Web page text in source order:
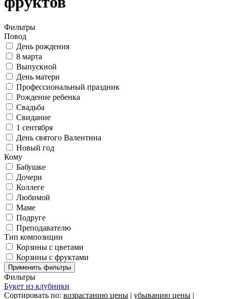
Фильтры
Повод
День рождения
8 марта
Выпускной
День матери
Профессиональный праздник
Рождение ребенка
Свадьба
Свидание
1 сентября
День святого Валентина
Новый год
Кому
Бабушке
Дочери
Коллеге
Любимой
Маме
Подруге
Преподавателю
Тип композиции
Корзины c цветами
Корзины с фруктами
Фильтры
Букет из клубники
Сортировать по: возрастанию цены | убыванию цены |